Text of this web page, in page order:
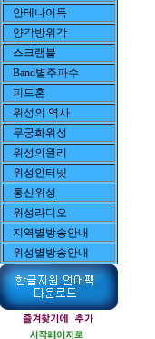
안테나이득
양각방위각
스크램블
Band별주파수
피드혼
위성의 역사
무궁화위성
위성의원리
위성인터넷
통신위성
위성라디오
지역별방송안내
위성별방송안내